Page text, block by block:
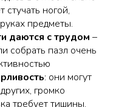
ногой,
предметы.
даются с трудом –
собрать пазл очень
: они могут
громко
требует тишины.